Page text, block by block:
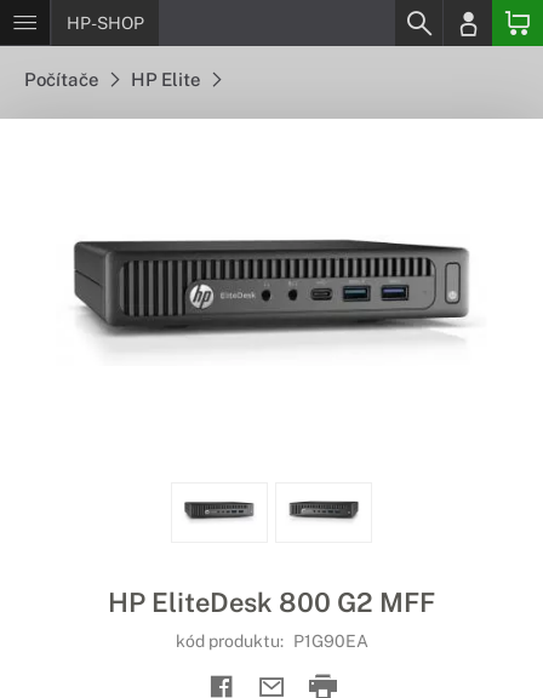
HP-SHOP
Počítače HP Elite
HP EliteDesk 800 G2 MFF
kód produktu: P1G90EA